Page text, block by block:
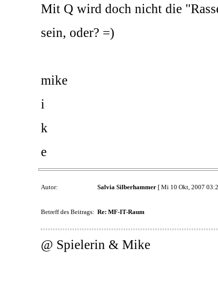
Mit Q wird doch nicht die
sein, oder? =)
mike
i
k
e
Autor: Salvia Silberhammer[ Mi 10 Okt, 2007
Betreff des Beitrags: Re: MF-IT-Raum
@ Spielerin & Mike